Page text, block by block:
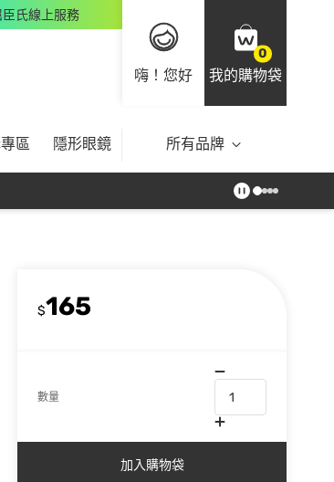
臣氏線上服務
嗨！您好
0
我的購物袋
區 隱形眼鏡 所有品牌
$165
數量
加入購物袋